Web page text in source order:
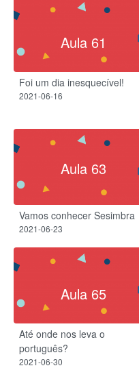
Aula 61
Foi um dia inesquecível!
2021-06-16
Aula 63
Vamos conhecer Sesimbra
2021-06-23
Aula 65
Até onde nos leva o
português?
2021-06-30